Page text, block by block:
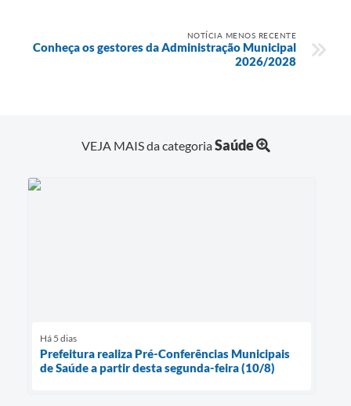
NOTÍCIA MENOS RECENTE
Conheça os gestores da Administração Municipal
2026/2028
VEJA MAIS da categoriaSaúde
Há 5 dias
Prefeitura realiza Pré-Conferências Municipais
de Saúde a partir desta segunda-feira (10/8)